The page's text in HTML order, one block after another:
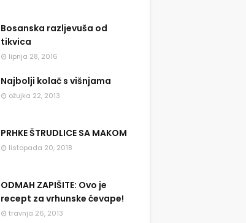
Bosanska razljevuša od
tikvica
lipnja 28, 2016
Najbolji kolač s višnjama
ožujka 22, 2013
PRHKE ŠTRUDLICE SA MAKOM
listopada 20, 2018
ODMAH ZAPIŠITE: Ovo je
recept za vrhunske ćevape!
travnja 26, 2013